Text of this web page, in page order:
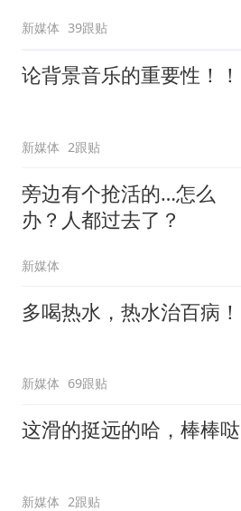
新媒体 39跟贴
论背景音乐的重要性！！
新媒体 2跟贴
旁边有个抢活的…怎么
办？人都过去了？
新媒体
多喝热水，热水治百病！
新媒体 69跟贴
这滑的挺远的哈，棒棒哒
新媒体 2跟贴